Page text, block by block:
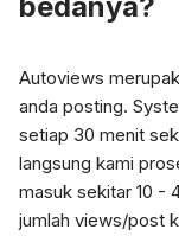
Autoviews
anda posting.
setiap 30 menit
langsung kami
masuk sekitar 10 -
jumlah views/post